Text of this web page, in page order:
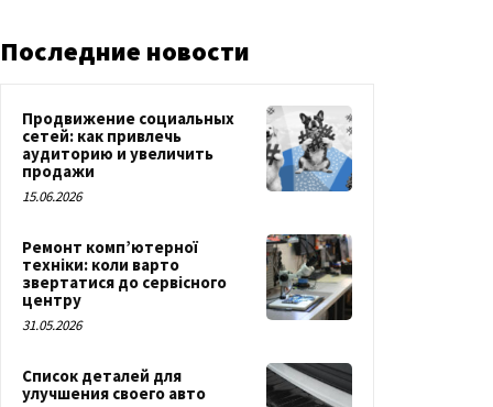
Последние новости
Продвижение социальных
сетей: как привлечь
аудиторию и увеличить
продажи
15.06.2026
Ремонт комп’ютерної
техніки: коли варто
звертатися до сервісного
центру
31.05.2026
Список деталей для
улучшения своего авто